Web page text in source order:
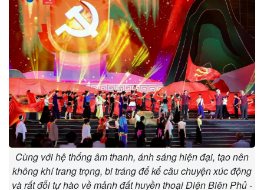
Cùng với hệ thống âm thanh, ánh sáng hiện đại, tạo nên
không khí trang trọng, bi tráng để kể câu chuyện xúc động
và rất đỗi tự hào về mảnh đất huyền thoại Điện Biên Phủ -